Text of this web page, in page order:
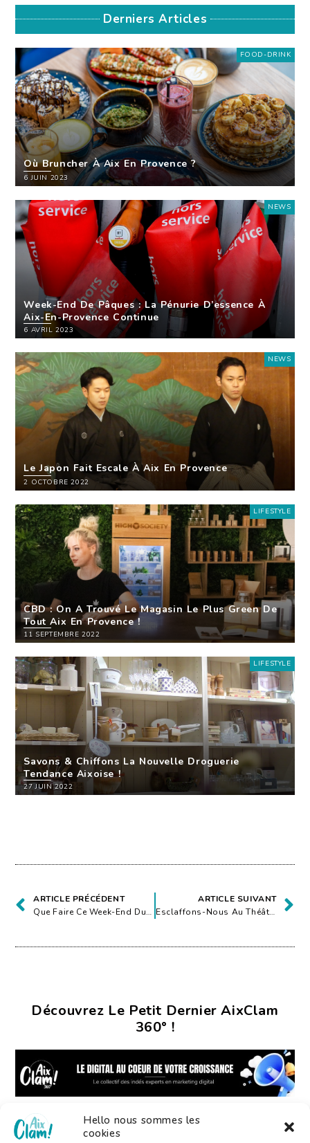
Hello nous sommes les
cookies
Derniers Articles
FOOD-DRINK
Où Bruncher À Aix En Provence ?
6 JUIN 2023
NEWS
Week-End De Pâques : La Pénurie D’essence À
Aix-En-Provence Continue
6 AVRIL 2023
NEWS
Le Japon Fait Escale À Aix En Provence
2 OCTOBRE 2022
LIFESTYLE
CBD : On A Trouvé Le Magasin Le Plus Green De
Tout Aix En Provence !
11 SEPTEMBRE 2022
LIFESTYLE
Savons & Chiffons La Nouvelle Droguerie
Tendance Aixoise !
27 JUIN 2022
ARTICLE PRÉCÉDENT
Que Faire Ce Week-End Du 17 Au 19 Septembre À Aix ?
ARTICLE SUIVANT
Esclaffons-Nous Au Théâtre De La Fontaine D’argent
Découvrez Le Petit Dernier AixClam
360° !